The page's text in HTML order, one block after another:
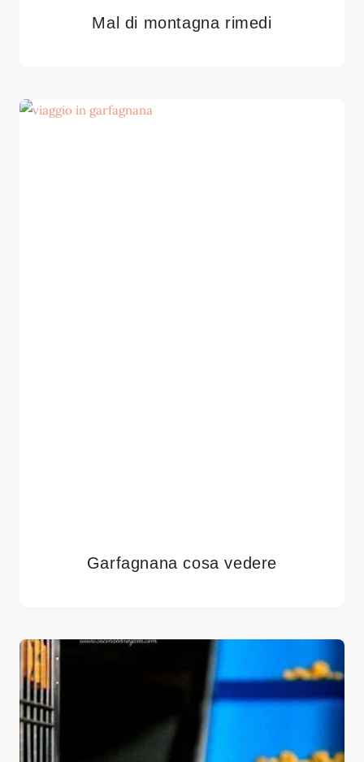
Mal di montagna rimedi
Garfagnana cosa vedere